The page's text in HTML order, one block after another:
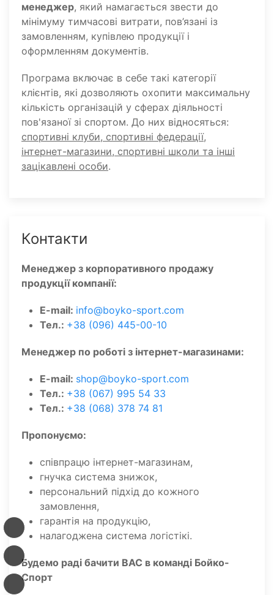
менеджер, який намагається звести до
мінімуму тимчасові витрати, пов’язані із
замовленням, купівлею продукції і
оформленням документів.
Програма включає в себе такі категорії
клієнтів, які дозволяють охопити максимальну
кількість організацій у сферах діяльності
пов'язаної зі спортом. До них відносяться:
спортивні клуби, спортивні федерації,
інтернет-магазини, спортивні школи та інші
зацікавлені особи.
Контакти
Менеджер з корпоративного продажу
продукції компанії:
E-mail: info@boyko-sport.com
Тел.: +38 (096) 445-00-10
Менеджер по роботі з інтернет-магазинами:
E-mail: shop@boyko-sport.com
Тел.: +38 (067) 995 54 33
Тел.: +38 (068) 378 74 81
Пропонуємо:
співпрацю інтернет-магазинам,
гнучка система знижок,
персональний підхід до кожного
замовлення,
гарантія на продукцію,
налагоджена система логістікі.
Будемо раді бачити ВАС в команді Бойко-
Спорт